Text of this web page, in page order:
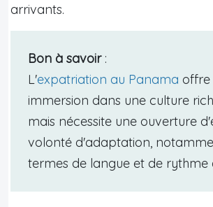
arrivants.
Bon à savoir:
L'expatriation au Panama offre
immersion dans une culture
mais nécessite une ouverture
volonté d'adaptation,
termes de langue et de rythme